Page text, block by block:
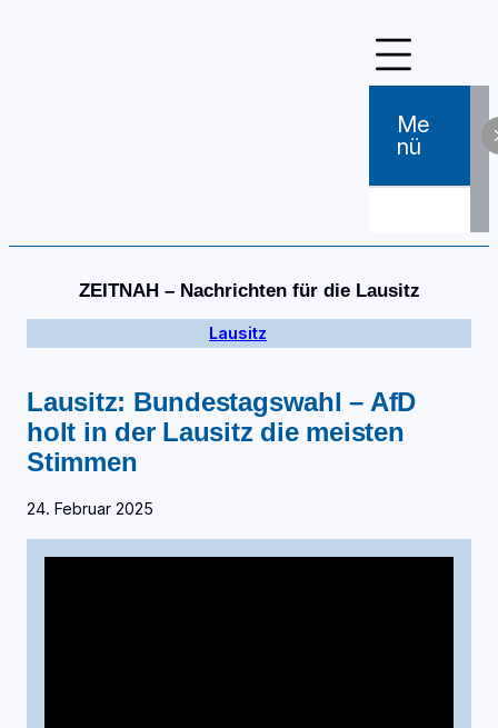
Me
Nü
ZEITNAH – Nachrichten für die Lausitz
Lausitz
Lausitz: Bundestagswahl – AfD
holt in der Lausitz die meisten
Stimmen
24. Februar 2025